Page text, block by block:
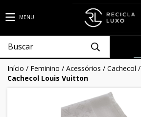
MENU
Início / Feminino / Acessórios / Cachecol /
Cachecol Louis Vuitton